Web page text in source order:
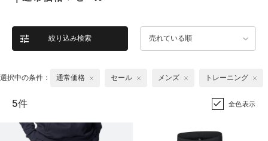
絞り込み検索 売れている順
選択中の条件： 通常価格 セール メンズ トレーニング
5件 全色表示